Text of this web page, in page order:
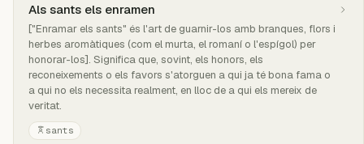
Als sants els enramen
["Enramar els sants" és l'art de guarnir-los amb branques, flors i
herbes aromàtiques (com el murta, el romaní o l'espígol) per
honorar-los]. Significa que, sovint, els honors, els
reconeixements o els favors s'atorguen a qui ja té bona fama o
a qui no els necessita realment, en lloc de a qui els mereix de
veritat.
sants